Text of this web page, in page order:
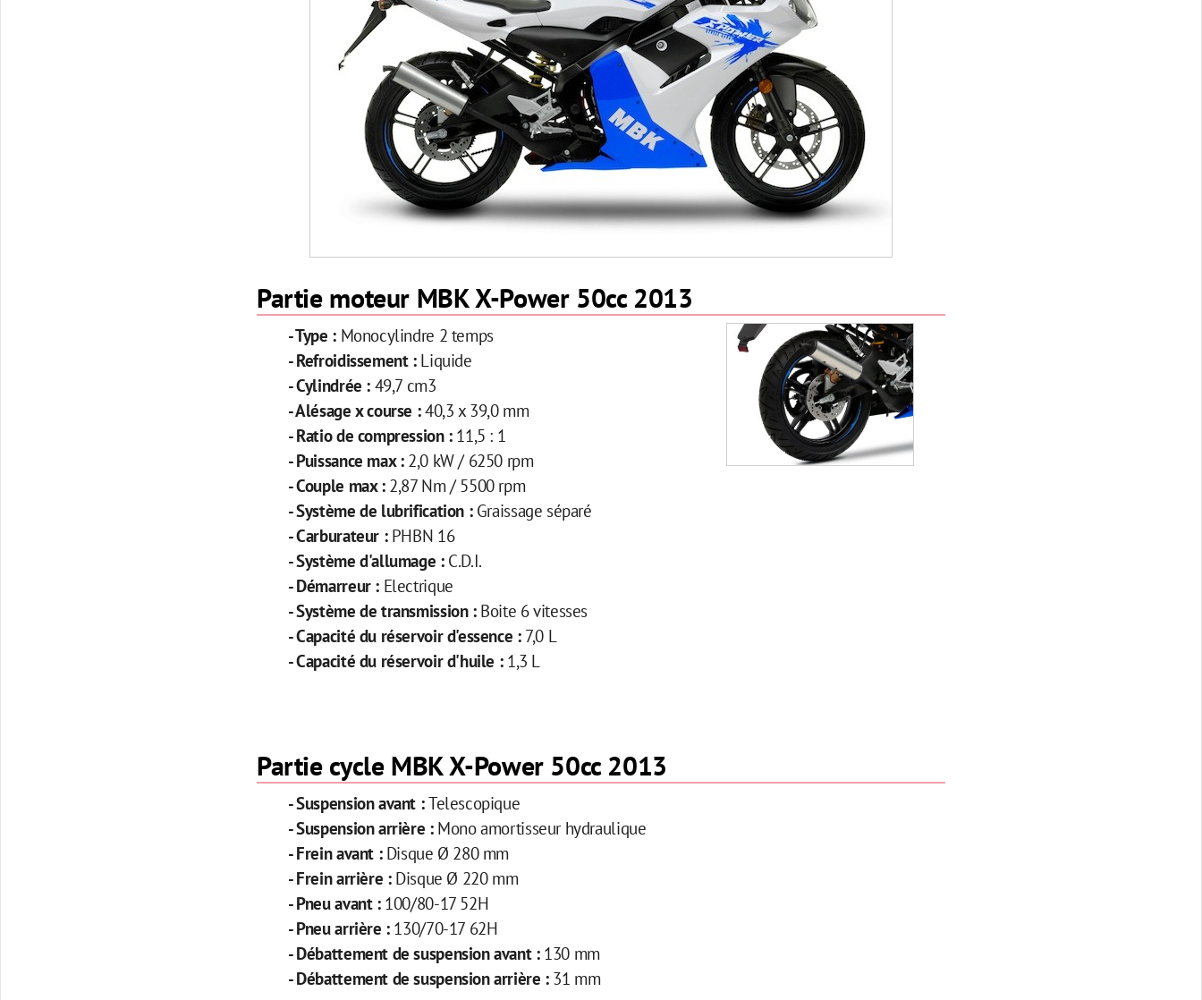
Partie moteur MBK X-Power 50cc 2013
- Type : Monocylindre 2 temps
- Refroidissement : Liquide
- Cylindrée : 49,7 cm3
- Alésage x course :40,3 x 39,0 mm
- Ratio de compression : 11,5 : 1
- Puissance max : 2,0 kW / 6250 rpm
- Couple max : 2,87 Nm / 5500 rpm
- Système de lubrification : Graissage séparé
- Carburateur : PHBN 16
- Système d'allumage : C.D.I.
- Démarreur : Electrique
- Système de transmission : Boite 6 vitesses
- Capacité du réservoir d'essence : 7,0 L
- Capacité du réservoir d'huile : 1,3 L
Partie cycle MBK X-Power 50cc 2013
- Suspension avant :Telescopique
- Suspension arrière : Mono amortisseur hydraulique
- Frein avant : Disque Ø 280 mm
- Frein arrière : Disque Ø 220 mm
- Pneu avant : 100/80-17 52H
- Pneu arrière : 130/70-17 62H
- Débattement de suspension avant : 130 mm
- Débattement de suspension arrière : 31 mm